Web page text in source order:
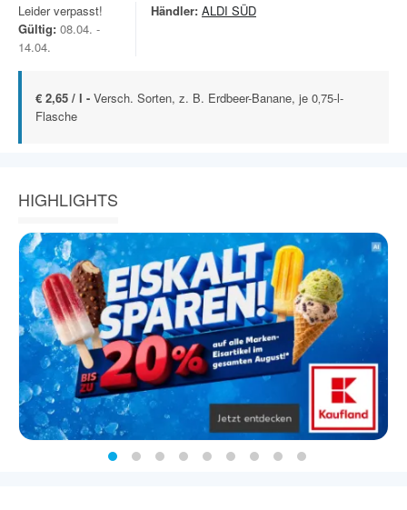
Leider verpasst!
Gültig: 08.04. -
14.04.
Händler: ALDI SÜD
€ 2,65 / l - Versch. Sorten, z. B. Erdbeer-Banane, je 0‚75-l-
Flasche
HIGHLIGHTS